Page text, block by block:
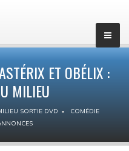
ET OBÉLIX :
MILIEU
SORTIE DVD
COMÉDIE